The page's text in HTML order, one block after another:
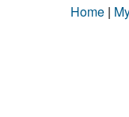
Home |